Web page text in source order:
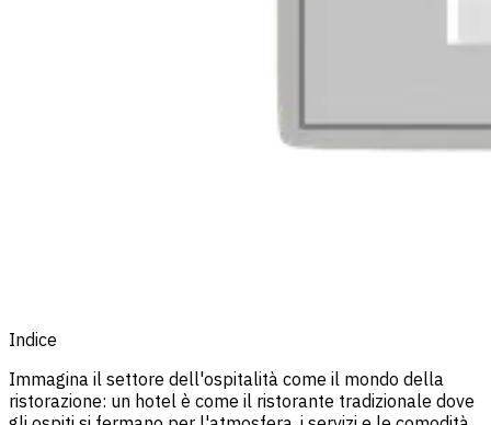
Indice
Immagina il settore dell'ospitalità come il mondo della
ristorazione: un hotel è come il ristorante tradizionale dove